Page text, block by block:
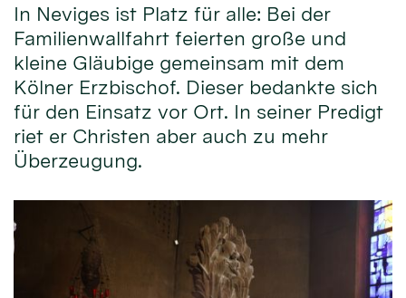
In Neviges ist Platz für alle: Bei der
Familienwallfahrt feierten große und
kleine Gläubige gemeinsam mit dem
Kölner Erzbischof. Dieser bedankte sich
für den Einsatz vor Ort. In seiner Predigt
riet er Christen aber auch zu mehr
Überzeugung.